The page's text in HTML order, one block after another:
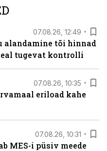
07.08.26, 12:49
alandamine tõi hinnad
tugevat kontrolli
07.08.26, 10:35
eriload kahe
07.08.26, 10:31
MES-i püsiv meede